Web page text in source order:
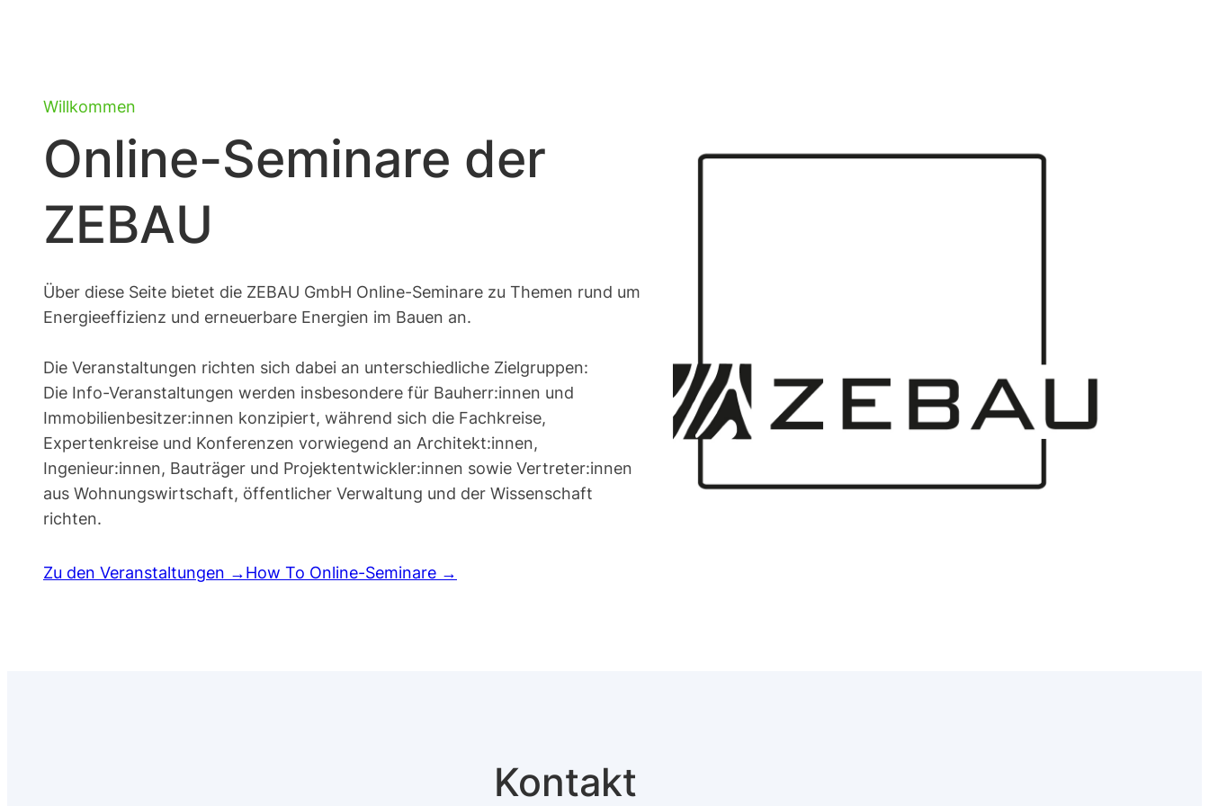
Willkommen
Online-Seminare der
ZEBAU
Über diese Seite bietet die ZEBAU GmbH Online-Seminare zu Themen rund um
Energieeffizienz und erneuerbare Energien im Bauen an.
Die Veranstaltungen richten sich dabei an unterschiedliche Zielgruppen:
Die Info-Veranstaltungen werden insbesondere für Bauherr:innen und
Immobilienbesitzer:innen konzipiert, während sich die Fachkreise,
Expertenkreise und Konferenzen vorwiegend an Architekt:innen,
Ingenieur:innen, Bauträger und Projektentwickler:innen sowie Vertreter:innen
aus Wohnungswirtschaft, öffentlicher Verwaltung und der Wissenschaft
richten.
Zu den Veranstaltungen →How To Online-Seminare →
Kontakt